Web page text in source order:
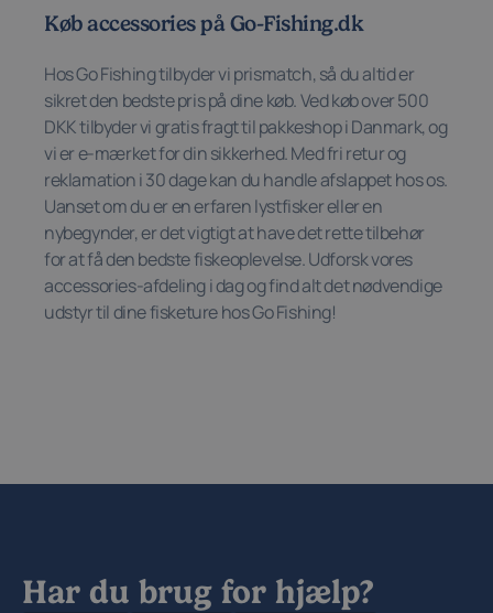
Køb accessories på Go-Fishing.dk
Hos Go Fishing tilbyder vi prismatch, så du altid er
sikret den bedste pris på dine køb. Ved køb over 500
DKK tilbyder vi gratis fragt til pakkeshop i Danmark, og
vi er e-mærket for din sikkerhed. Med fri retur og
reklamation i 30 dage kan du handle afslappet hos os.
Uanset om du er en erfaren lystfisker eller en
nybegynder, er det vigtigt at have det rette tilbehør
for at få den bedste fiskeoplevelse. Udforsk vores
accessories-afdeling i dag og find alt det nødvendige
udstyr til dine fisketure hos Go Fishing!
Har du brug for hjælp?